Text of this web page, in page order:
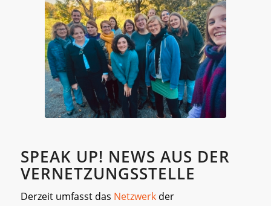
SPEAK UP! NEWS AUS DER
VERNETZUNGSSTELLE
Derzeit umfasst das Netzwerkder